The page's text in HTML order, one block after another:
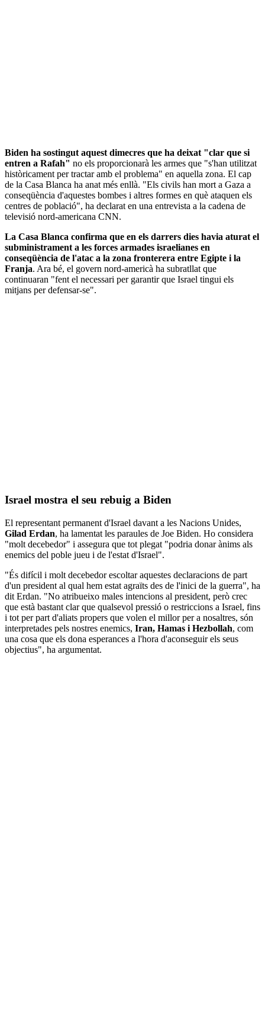
Biden ha sostingut aquest dimecres que ha deixat "clar que si
entren a Rafah" no els proporcionarà les armes que "s'han utilitzat
històricament per tractar amb el problema" en aquella zona. El cap
de la Casa Blanca ha anat més enllà. "Els civils han mort a Gaza a
conseqüència d'aquestes bombes i altres formes en què ataquen els
centres de població", ha declarat en una entrevista a la cadena de
televisió nord-americana CNN.
La Casa Blanca confirma que en els darrers dies havia aturat el
subministrament a les forces armades israelianes en
conseqüència de l'atac a la zona fronterera entre Egipte i la
Franja. Ara bé, el govern nord-americà ha subratllat que
continuaran "fent el necessari per garantir que Israel tingui els
mitjans per defensar-se".
Israel mostra el seu rebuig a Biden
El representant permanent d'Israel davant a les Nacions Unides,
Gilad Erdan, ha lamentat les paraules de Joe Biden. Ho considera
"molt decebedor" i assegura que tot plegat "podria donar ànims als
enemics del poble jueu i de l'estat d'Israel".
"És difícil i molt decebedor escoltar aquestes declaracions de part
d'un president al qual hem estat agraïts des de l'inici de la guerra", ha
dit Erdan. "No atribueixo males intencions al president, però crec
que està bastant clar que qualsevol pressió o restriccions a Israel, fins
i tot per part d'aliats propers que volen el millor per a nosaltres, són
interpretades pels nostres enemics, Iran, Hamas i Hezbollah, com
una cosa que els dona esperances a l'hora d'aconseguir els seus
objectius", ha argumentat.